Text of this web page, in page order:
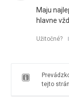
Maju
hlavne
Užitočné?
tejto